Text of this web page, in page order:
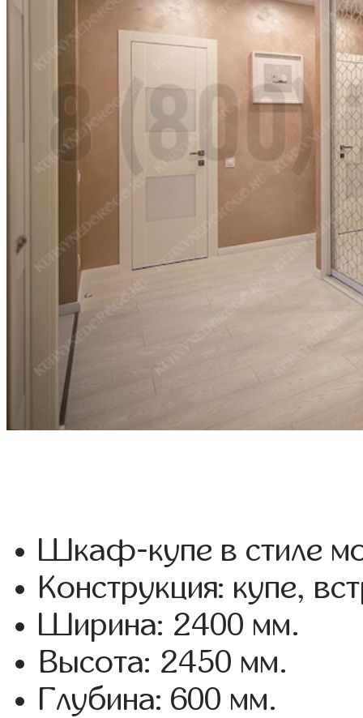
Шкаф-купе в стиле
Конструкция: купе,
Ширина: 2400 мм.
Высота: 2450 мм.
Глубина: 600 мм.